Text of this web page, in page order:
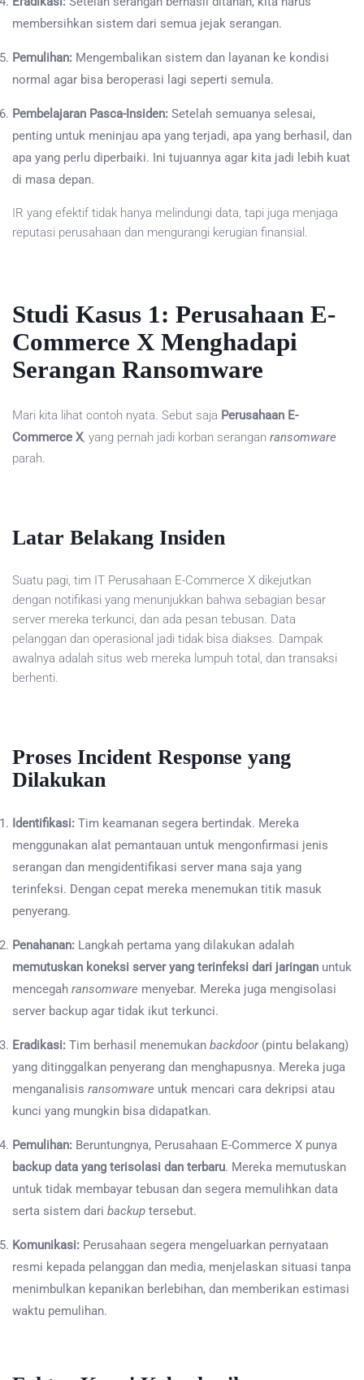
membersihkan sistem dari semua jejak serangan.
Pemulihan: Mengembalikan sistem dan layanan ke kondisi
normal agar bisa beroperasi lagi seperti semula.
Pembelajaran Pasca-Insiden: Setelah semuanya selesai,
penting untuk meninjau apa yang terjadi, apa yang berhasil, dan
apa yang perlu diperbaiki. Ini tujuannya agar kita jadi lebih kuat
di masa depan.
IR yang efektif tidak hanya melindungi data, tapi juga menjaga
reputasi perusahaan dan mengurangi kerugian finansial.
Studi Kasus 1: Perusahaan E-
Commerce X Menghadapi
Serangan Ransomware
Mari kita lihat contoh nyata. Sebut saja Perusahaan E-
Commerce X, yang pernah jadi korban serangan ransomware
parah.
Latar Belakang Insiden
Suatu pagi, tim IT Perusahaan E-Commerce X dikejutkan
dengan notifikasi yang menunjukkan bahwa sebagian besar
server mereka terkunci, dan ada pesan tebusan. Data
pelanggan dan operasional jadi tidak bisa diakses. Dampak
awalnya adalah situs web mereka lumpuh total, dan transaksi
berhenti.
Proses Incident Response yang
Dilakukan
Identifikasi: Tim keamanan segera bertindak. Mereka
menggunakan alat pemantauan untuk mengonfirmasi jenis
serangan dan mengidentifikasi server mana saja yang
terinfeksi. Dengan cepat mereka menemukan titik masuk
penyerang.
Penahanan: Langkah pertama yang dilakukan adalah
memutuskan koneksi server yang terinfeksi dari jaringan untuk
mencegah ransomware menyebar. Mereka juga mengisolasi
server backup agar tidak ikut terkunci.
Eradikasi: Tim berhasil menemukan backdoor(pintu belakang)
yang ditinggalkan penyerang dan menghapusnya. Mereka juga
menganalisis ransomware untuk mencari cara dekripsi atau
kunci yang mungkin bisa didapatkan.
Pemulihan: Beruntungnya, Perusahaan E-Commerce X punya
backup data yang terisolasi dan terbaru. Mereka memutuskan
untuk tidak membayar tebusan dan segera memulihkan data
serta sistem dari backup tersebut.
Komunikasi: Perusahaan segera mengeluarkan pernyataan
resmi kepada pelanggan dan media, menjelaskan situasi tanpa
menimbulkan kepanikan berlebihan, dan memberikan estimasi
waktu pemulihan.